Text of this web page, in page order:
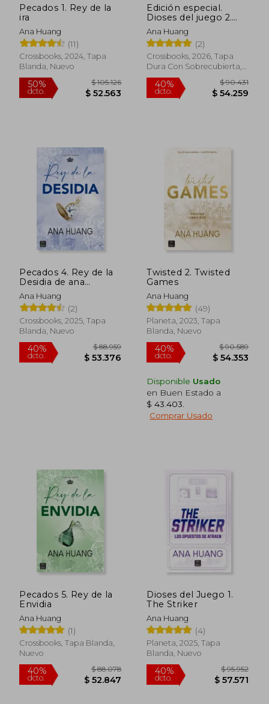
dcto. $ 47.067
50%
dcto.
40%
$ 47.918
40%
dcto.
Pecados 1. Rey de la
ira
Ana Huang
(11)
Crossbooks, 2024, Tapa
Blanda, Nuevo
Edición especial.
Dioses del juego 2.
The Defender
Ana Huang
(2)
Crossbooks, 2026, Tapa
Dura Con Sobrecubierta,
Nuevo
Pecados 4. Rey de la
Desidia de ana
Huang(Crossbooks)
Ana Huang
(2)
Crossbooks, 2025, Tapa
Blanda, Nuevo
Twisted 2. Twisted
Games
Ana Huang
(49)
Planeta, 2023, Tapa
Blanda, Nuevo
Disponible Usado
en Buen Estado a
$ 43.403
Comprar Usado
Pecados 5. Rey de la
Envidia
Ana Huang
(1)
Crossbooks, Tapa Blanda,
Nuevo
Dioses del Juego 1.
The Striker
Ana Huang
(4)
Planeta, 2025, Tapa
Blanda, Nuevo